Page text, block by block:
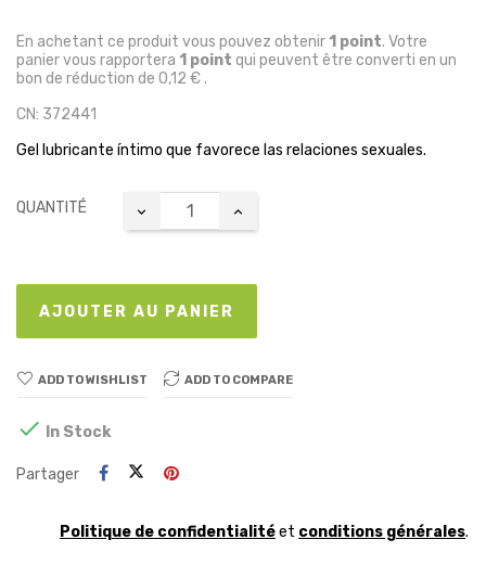
En achetant ce produit vous pouvez obtenir 1 point. Votre
panier vous rapportera 1 point qui peuvent être converti en un
bon de réduction de 0,12 €.
CN: 372441
Gel lubricante íntimo que favorece las relaciones sexuales.
QUANTITÉ
AJOUTER AU PANIER
ADD TO WISHLIST ADD TO COMPARE
 In Stock
Partager
Politique de confidentialitéet conditions générales.